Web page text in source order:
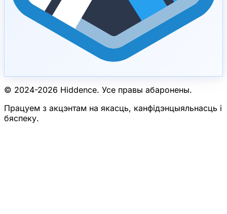
© 2024-2026 Hiddence. Усе правы абаронены.
Працуем з акцэнтам на якасць, канфідэнцыяльнасць і
бяспеку.